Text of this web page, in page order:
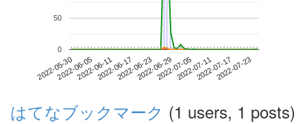
2022-05-302022-06-052022-06-112022-06-172022-06-232022-06-292022-07-052022-07-112022-07-172022-07-23
0
50
はてなブックマーク (1 users, 1 posts)